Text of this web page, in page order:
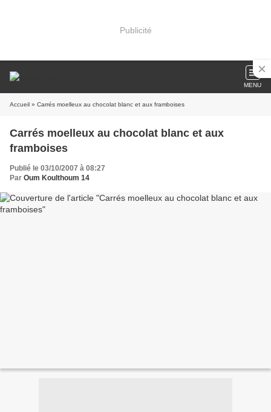
Publicité
MENU
Accueil » Carrés moelleux au chocolat blanc et aux framboises
Carrés moelleux au chocolat blanc et aux
framboises
Publié le 03/10/2007 à 08:27
Par Oum Koulthoum 14